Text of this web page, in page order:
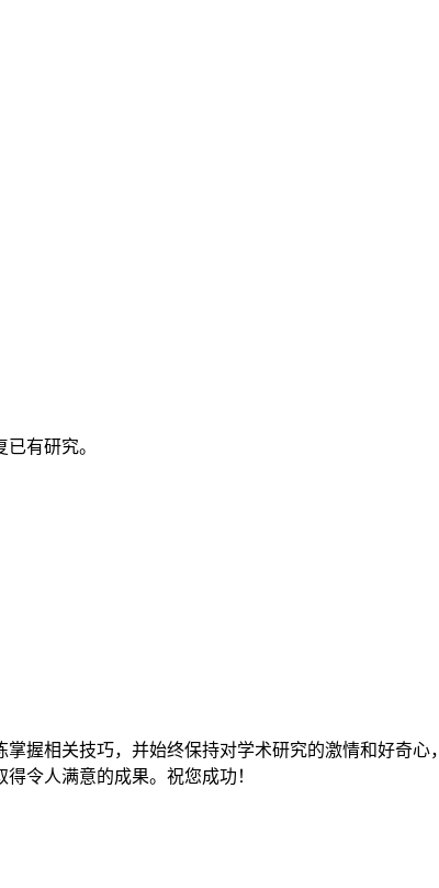
有研究。
握相关技巧，并始终保持对学术研究的激情和好奇心
令人满意的成果。祝您成功！